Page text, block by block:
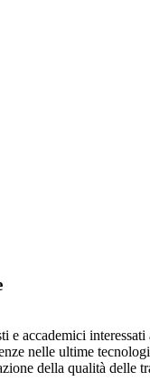
accademici
nelle ultime
della qualità delle